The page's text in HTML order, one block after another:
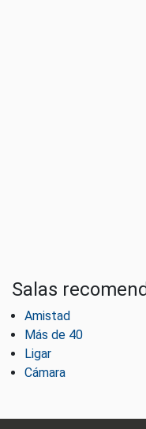
Salas
Amistad
Más de 40
Ligar
Cámara